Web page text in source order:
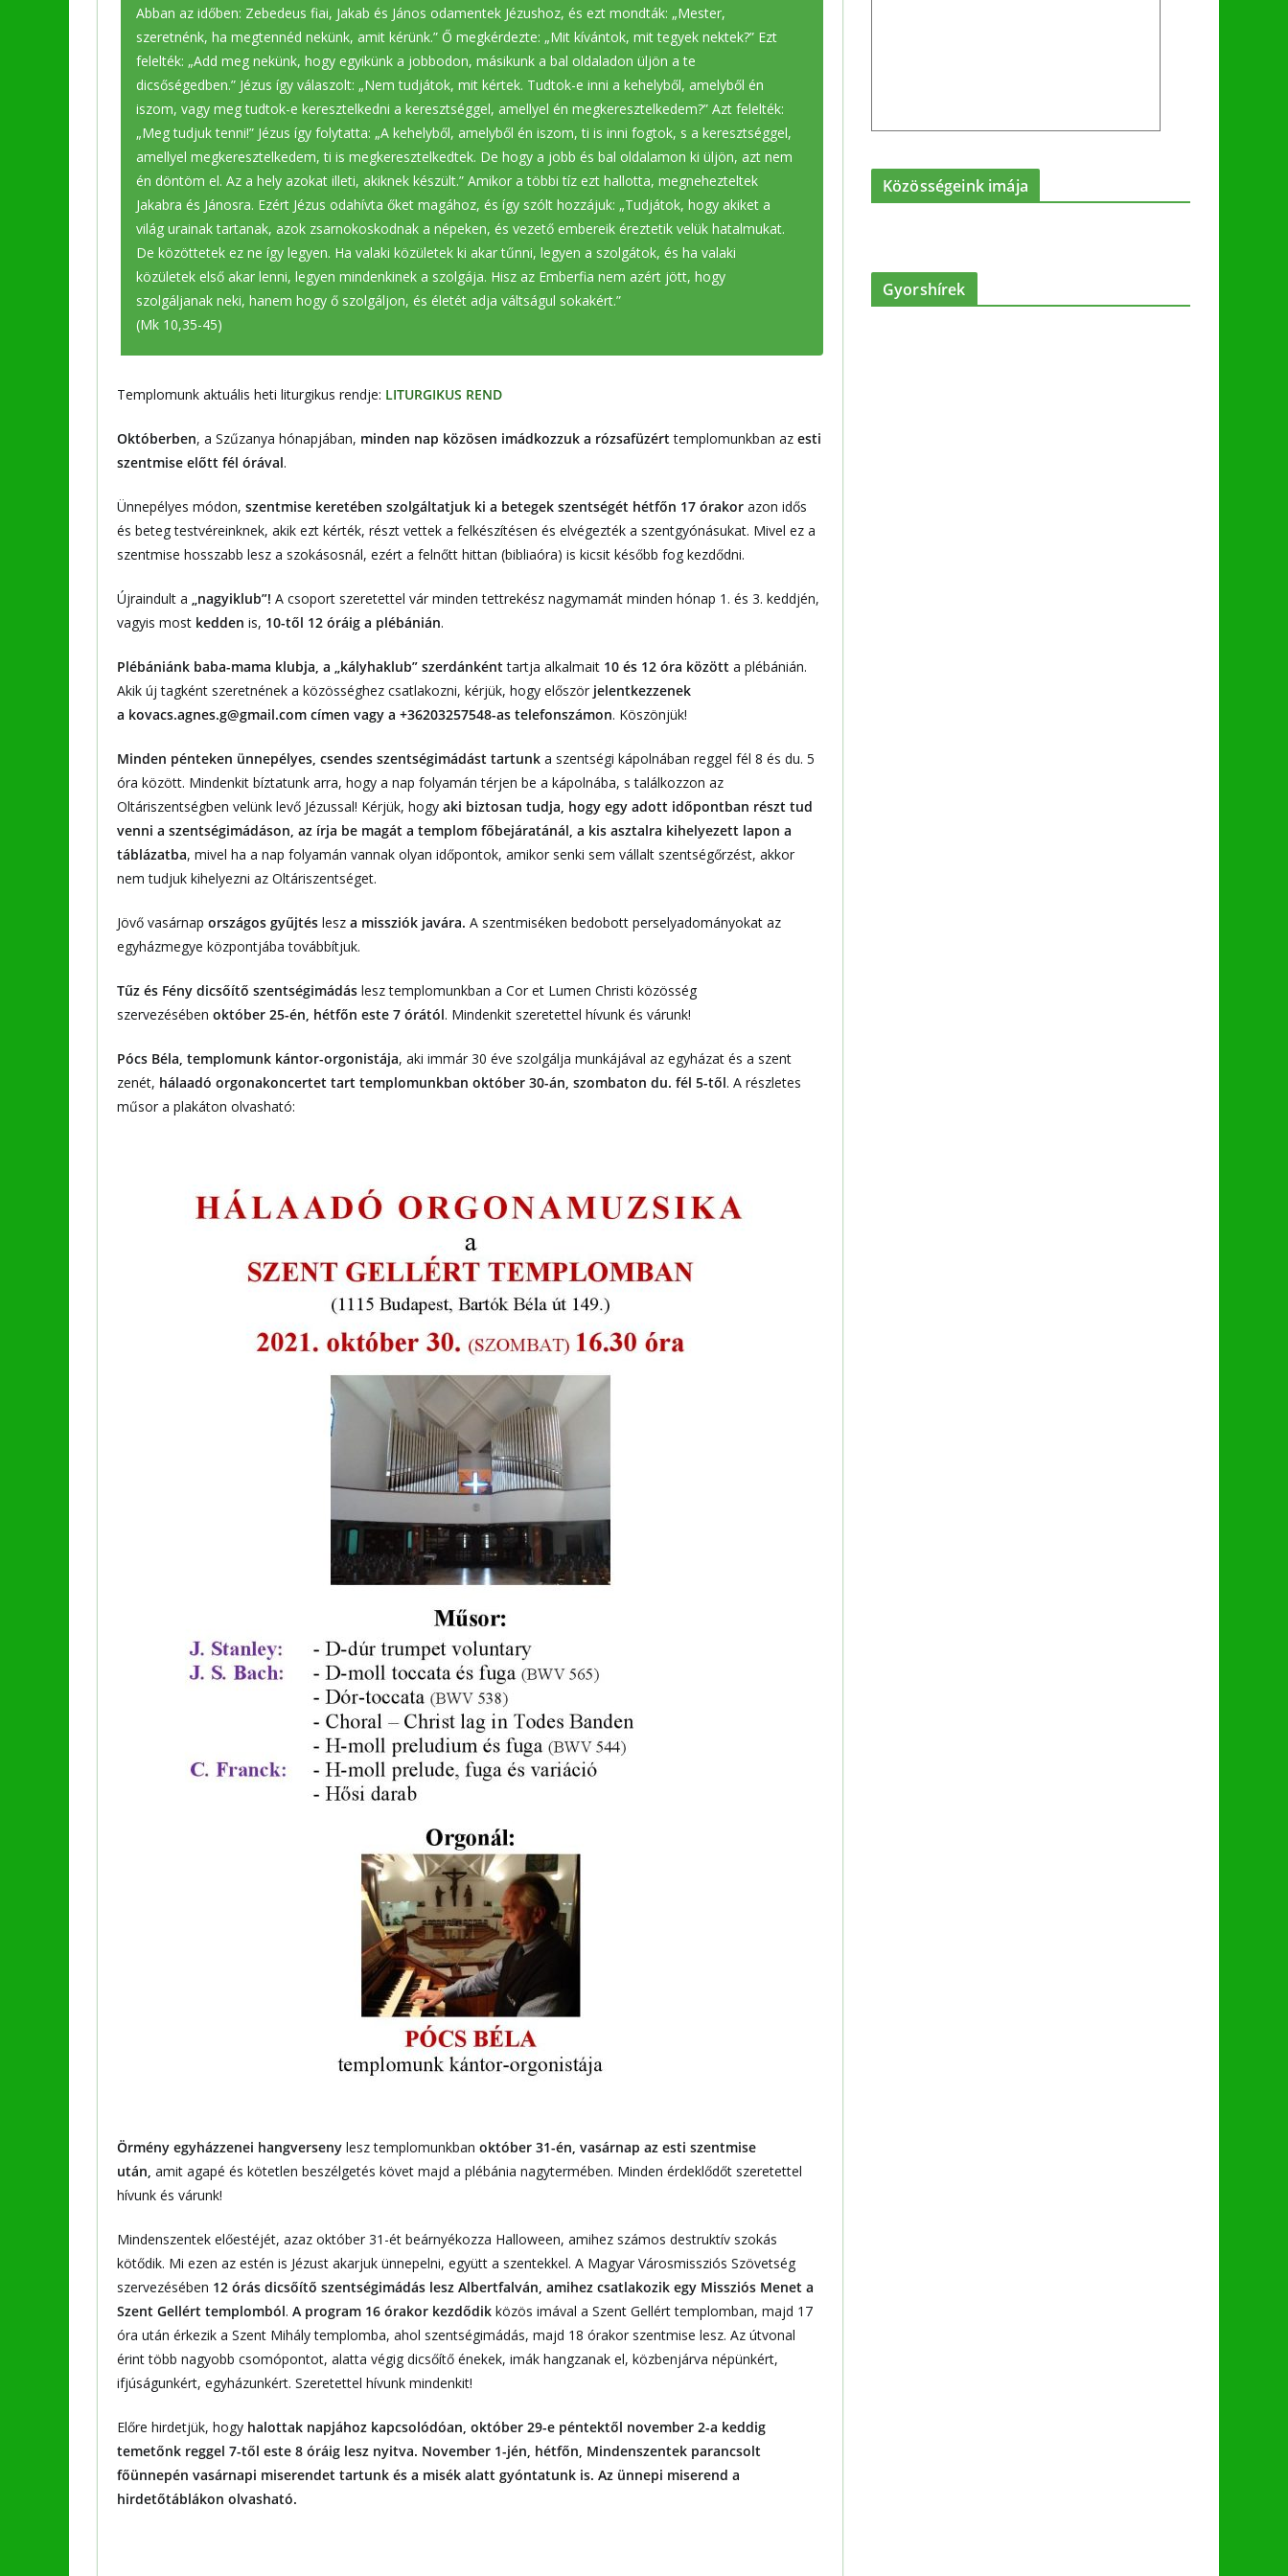
Abban az időben: Zebedeus fiai, Jakab és János odamentek Jézushoz, és ezt mondták: „Mester,
szeretnénk, ha megtennéd nekünk, amit kérünk.” Ő megkérdezte: „Mit kívántok, mit tegyek nektek?” Ezt
felelték: „Add meg nekünk, hogy egyikünk a jobbodon, másikunk a bal oldaladon üljön a te
dicsőségedben.” Jézus így válaszolt: „Nem tudjátok, mit kértek. Tudtok-e inni a kehelyből, amelyből én
iszom, vagy meg tudtok-e keresztelkedni a keresztséggel, amellyel én megkeresztelkedem?” Azt felelték:
„Meg tudjuk tenni!” Jézus így folytatta: „A kehelyből, amelyből én iszom, ti is inni fogtok, s a keresztséggel,
amellyel megkeresztelkedem, ti is megkeresztelkedtek. De hogy a jobb és bal oldalamon ki üljön, azt nem
én döntöm el. Az a hely azokat illeti, akiknek készült.” Amikor a többi tíz ezt hallotta, megnehezteltek
Jakabra és Jánosra. Ezért Jézus odahívta őket magához, és így szólt hozzájuk: „Tudjátok, hogy akiket a
világ urainak tartanak, azok zsarnokoskodnak a népeken, és vezető embereik éreztetik velük hatalmukat.
De közöttetek ez ne így legyen. Ha valaki közületek ki akar tűnni, legyen a szolgátok, és ha valaki
közületek első akar lenni, legyen mindenkinek a szolgája. Hisz az Emberfia nem azért jött, hogy
szolgáljanak neki, hanem hogy ő szolgáljon, és életét adja váltságul sokakért.”
(Mk 10,35-45)
Templomunk aktuális heti liturgikus rendje: LITURGIKUS REND
Októberben, a Szűzanya hónapjában, minden nap közösen imádkozzuk a rózsafüzért templomunkban az esti
szentmise előtt fél órával.
Ünnepélyes módon, szentmise keretében szolgáltatjuk ki a betegek szentségét hétfőn 17 órakor azon idős
és beteg testvéreinknek, akik ezt kérték, részt vettek a felkészítésen és elvégezték a szentgyónásukat. Mivel ez a
szentmise hosszabb lesz a szokásosnál, ezért a felnőtt hittan (bibliaóra) is kicsit később fog kezdődni.
Újraindult a „nagyiklub”! A csoport szeretettel vár minden tettrekész nagymamát minden hónap 1. és 3. keddjén,
vagyis most kedden is, 10-től 12 óráig a plébánián.
Plébániánk baba-mama klubja, a „kályhaklub” szerdánként tartja alkalmait 10 és 12 óra között a plébánián.
Akik új tagként szeretnének a közösséghez csatlakozni, kérjük, hogy először jelentkezzenek
a kovacs.agnes.g@gmail.com címen vagy a +36203257548-as telefonszámon. Köszönjük!
Minden pénteken ünnepélyes, csendes szentségimádást tartunk a szentségi kápolnában reggel fél 8 és du. 5
óra között. Mindenkit bíztatunk arra, hogy a nap folyamán térjen be a kápolnába, s találkozzon az
Oltáriszentségben velünk levő Jézussal! Kérjük, hogy aki biztosan tudja, hogy egy adott időpontban részt tud
venni a szentségimádáson, az írja be magát a templom főbejáratánál, a kis asztalra kihelyezett lapon a
táblázatba, mivel ha a nap folyamán vannak olyan időpontok, amikor senki sem vállalt szentségőrzést, akkor
nem tudjuk kihelyezni az Oltáriszentséget.
Jövő vasárnap országos gyűjtés lesz a missziók javára. A szentmiséken bedobott perselyadományokat az
egyházmegye központjába továbbítjuk.
Tűz és Fény dicsőítő szentségimádás lesz templomunkban a Cor et Lumen Christi közösség
szervezésében október 25-én, hétfőn este 7 órától. Mindenkit szeretettel hívunk és várunk!
Pócs Béla, templomunk kántor-orgonistája, aki immár 30 éve szolgálja munkájával az egyházat és a szent
zenét, hálaadó orgonakoncertet tart templomunkban október 30-án, szombaton du. fél 5-től. A részletes
műsor a plakáton olvasható:
Örmény egyházzenei hangverseny lesz templomunkban október 31-én, vasárnap az esti szentmise
után, amit agapé és kötetlen beszélgetés követ majd a plébánia nagytermében. Minden érdeklődőt szeretettel
hívunk és várunk!
Mindenszentek előestéjét, azaz október 31-ét beárnyékozza Halloween, amihez számos destruktív szokás
kötődik. Mi ezen az estén is Jézust akarjuk ünnepelni, együtt a szentekkel. A Magyar Városmissziós Szövetség
szervezésében 12 órás dicsőítő szentségimádás lesz Albertfalván, amihez csatlakozik egy Missziós Menet a
Szent Gellért templomból. A program 16 órakor kezdődik közös imával a Szent Gellért templomban, majd 17
óra után érkezik a Szent Mihály templomba, ahol szentségimádás, majd 18 órakor szentmise lesz. Az útvonal
érint több nagyobb csomópontot, alatta végig dicsőítő énekek, imák hangzanak el, közbenjárva népünkért,
ifjúságunkért, egyházunkért. Szeretettel hívunk mindenkit!
Előre hirdetjük, hogy halottak napjához kapcsolódóan, október 29-e péntektől november 2-a keddig
temetőnk reggel 7-től este 8 óráig lesz nyitva. November 1-jén, hétfőn, Mindenszentek parancsolt
főünnepén vasárnapi miserendet tartunk és a misék alatt gyóntatunk is. Az ünnepi miserend a
hirdetőtáblákon olvasható.
Közösségeink imája
Gyorshírek